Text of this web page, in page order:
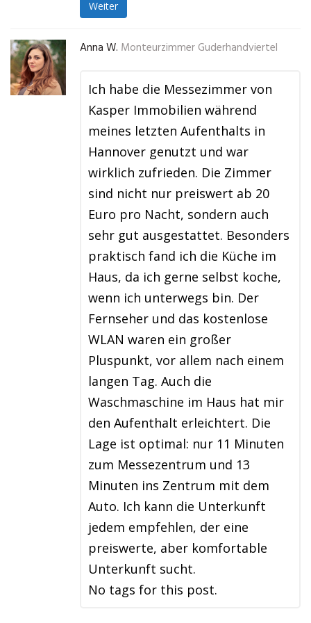
Weiter
Anna W. Monteurzimmer Guderhandviertel
Ich habe die Messezimmer von
Kasper Immobilien während
meines letzten Aufenthalts in
Hannover genutzt und war
wirklich zufrieden. Die Zimmer
sind nicht nur preiswert ab 20
Euro pro Nacht, sondern auch
sehr gut ausgestattet. Besonders
praktisch fand ich die Küche im
Haus, da ich gerne selbst koche,
wenn ich unterwegs bin. Der
Fernseher und das kostenlose
WLAN waren ein großer
Pluspunkt, vor allem nach einem
langen Tag. Auch die
Waschmaschine im Haus hat mir
den Aufenthalt erleichtert. Die
Lage ist optimal: nur 11 Minuten
zum Messezentrum und 13
Minuten ins Zentrum mit dem
Auto. Ich kann die Unterkunft
jedem empfehlen, der eine
preiswerte, aber komfortable
Unterkunft sucht.
No tags for this post.